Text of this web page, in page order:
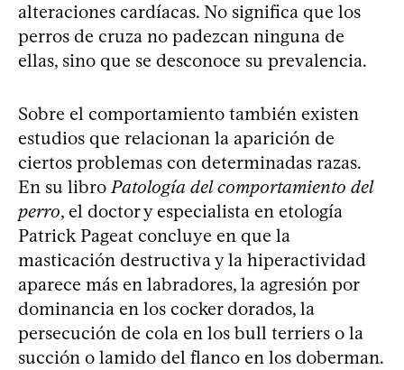
alteraciones cardíacas. No significa que los
perros de cruza no padezcan ninguna de
ellas, sino que se desconoce su prevalencia.
Sobre el comportamiento también existen
estudios que relacionan la aparición de
ciertos problemas con determinadas razas.
En su libroPatología del comportamiento del
perro, el doctor y especialista en etología
Patrick Pageat concluye en que la
masticación destructiva y la hiperactividad
aparece más en labradores, la agresión por
dominancia en los cocker dorados, la
persecución de cola en los bull terriers o la
succión o lamido del flanco en los doberman.